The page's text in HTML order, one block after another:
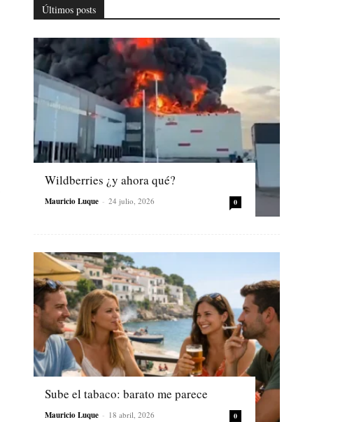
Últimos posts
Wildberries ¿y ahora qué?
Mauricio Luque - 24 julio, 2026 0
Sube el tabaco: barato me parece
Mauricio Luque - 18 abril, 2026 0